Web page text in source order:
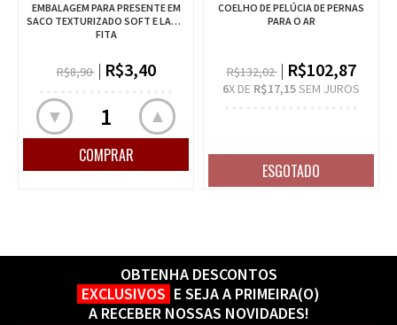
EMBALAGEM PARA PRESENTE EM
SACO TEXTURIZADO SOFT E LAÇO
FITA
R$8,90 R$3,40
▲
▼
COELHO DE PELÚCIA DE PERNAS
PARA O AR
R$132,02 R$102,87
6X DE R$17,15SEM JUROS
OBTENHA DESCONTOS
EXCLUSIVOS E SEJA A PRIMEIRA(O)
A RECEBER NOSSAS NOVIDADES!